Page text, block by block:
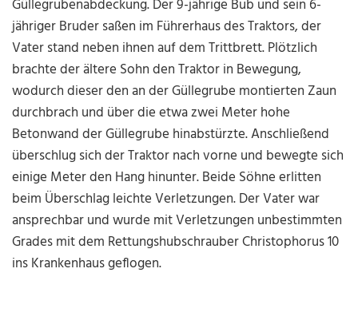
Güllegrubenabdeckung. Der 9-jährige Bub und sein 6-
jähriger Bruder saßen im Führerhaus des Traktors, der
Vater stand neben ihnen auf dem Trittbrett. Plötzlich
brachte der ältere Sohn den Traktor in Bewegung,
wodurch dieser den an der Güllegrube montierten Zaun
durchbrach und über die etwa zwei Meter hohe
Betonwand der Güllegrube hinabstürzte. Anschließend
überschlug sich der Traktor nach vorne und bewegte sich
einige Meter den Hang hinunter. Beide Söhne erlitten
beim Überschlag leichte Verletzungen. Der Vater war
ansprechbar und wurde mit Verletzungen unbestimmten
Grades mit dem Rettungshubschrauber Christophorus 10
ins Krankenhaus geflogen.